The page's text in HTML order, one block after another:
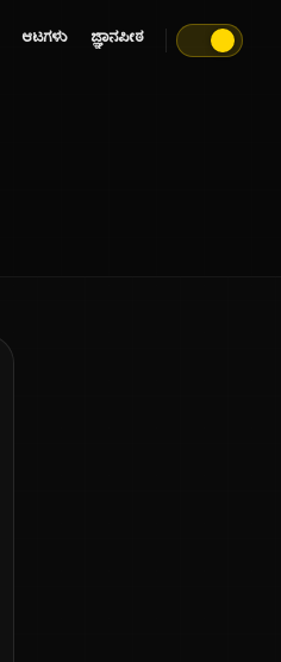
ಆಟಗಳು ಜ್ಞಾನಪೀಠ